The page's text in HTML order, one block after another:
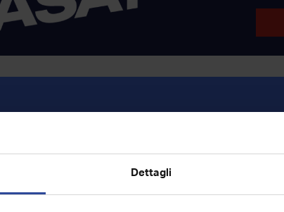
Dettagli